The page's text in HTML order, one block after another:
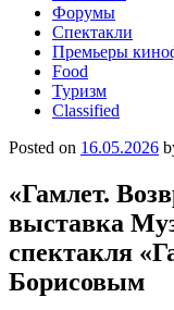
Форумы
Спектакли
Премьеры
Food
Туризм
Сlassified
Posted on 16.05.2026
«Гамлет.
выставка
спектакля
Борисовым